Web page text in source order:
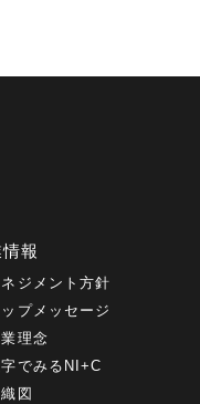
報
ジメント方針
ップメッセージ
理念
でみるNI+C
図